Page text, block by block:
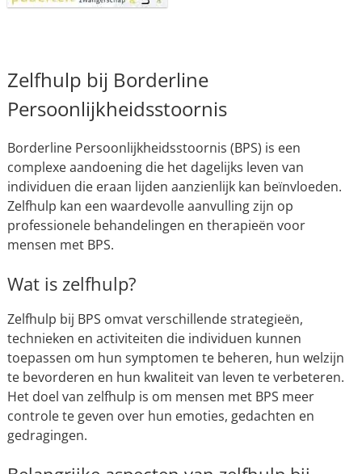
Zelfhulp bij Borderline
Persoonlijkheidsstoornis
Borderline Persoonlijkheidsstoornis (BPS) is een
complexe aandoening die het dagelijks leven van
individuen die eraan lijden aanzienlijk kan beïnvloeden.
Zelfhulp kan een waardevolle aanvulling zijn op
professionele behandelingen en therapieën voor
mensen met BPS.
Wat is zelfhulp?
Zelfhulp bij BPS omvat verschillende strategieën,
technieken en activiteiten die individuen kunnen
toepassen om hun symptomen te beheren, hun welzijn
te bevorderen en hun kwaliteit van leven te verbeteren.
Het doel van zelfhulp is om mensen met BPS meer
controle te geven over hun emoties, gedachten en
gedragingen.